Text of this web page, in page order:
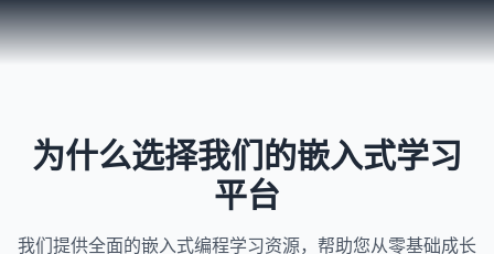
为什么选择我们的嵌入式学习
平台
我们提供全面的嵌入式编程学习资源，帮助您从零基础成长